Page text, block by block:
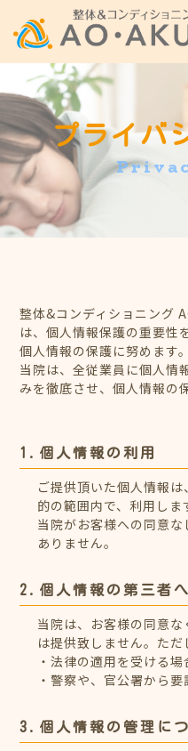
プライバ
整体&コンディショニング
は、個人情報保護の重要性
個人情報の保護に努めます。
当院は、全従業員に個人情
みを徹底させ、個人情報の
1.個人情報の利用
ご提供頂いた個人情報
的の範囲内で、利用しま
当院がお客様への同意
ありません。
2.個人情報の第三者
当院は、お客様の同意
は提供致しません。ただ
・法律の適用を受ける場
・警察や、官公署から
3.個人情報の管理に